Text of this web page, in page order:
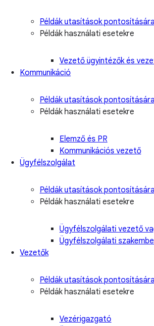
Példák utasítások pontosítására
Példák használati esetekre
Vezető ügyintézők és
Kommunikáció
Példák utasítások pontosítására
Példák használati esetekre
Elemző és PR
Kommunikációs vezető
Ügyfélszolgálat
Példák utasítások pontosítására
Példák használati esetekre
Ügyfélszolgálati vezető
Ügyfélszolgálati
Vezetők
Példák utasítások pontosítására
Példák használati esetekre
Vezérigazgató